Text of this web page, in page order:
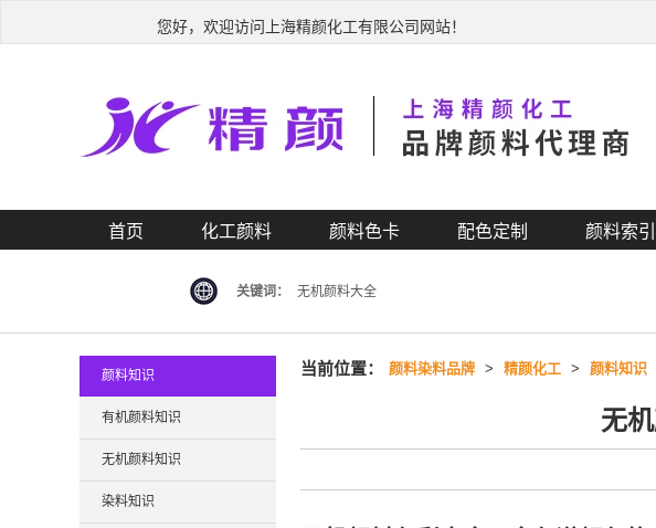
您好，欢迎访问上海精颜化工有限公司网站！
首页 化工颜料 颜料色卡 配色定制 颜料索
关键词： 无机颜料大全
当前位置： 颜料染料品牌 > 精颜化工 > 颜料知识
无
颜料知识
有机颜料知识
无机颜料知识
染料知识